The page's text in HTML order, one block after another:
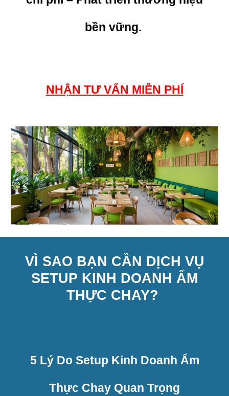
bền vững.
NHẬN TƯ VẤN MIỄN PHÍ
VÌ SAO BẠN CẦN DỊCH VỤ
SETUP KINH DOANH ẨM
THỰC CHAY?
5 Lý Do Setup Kinh Doanh Ẩm
Thực Chay Quan Trọng